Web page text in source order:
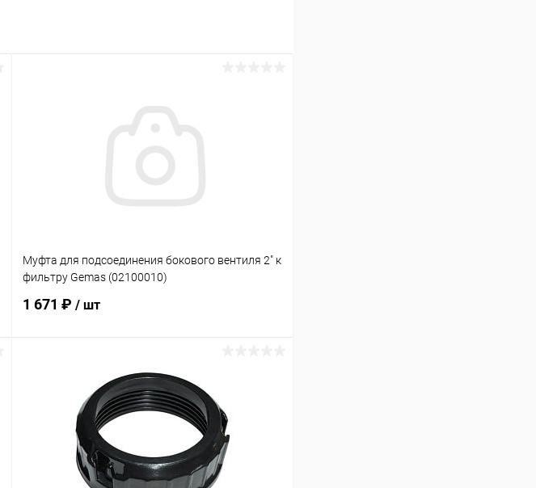
Муфта для подсоединения бокового вентиля 2" к
фильтру Gemas (02100010)
1 671 ₽ / шт
В корзину
В избранное
К сравнению В наличии